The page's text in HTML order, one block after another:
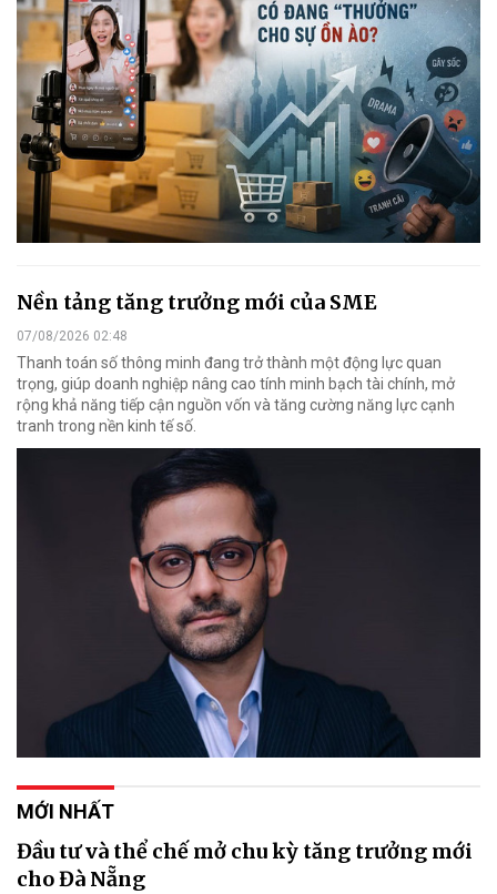
Nền tảng tăng trưởng mới của SME
07/08/2026 02:48
Thanh toán số thông minh đang trở thành một động lực quan
trọng, giúp doanh nghiệp nâng cao tính minh bạch tài chính, mở
rộng khả năng tiếp cận nguồn vốn và tăng cường năng lực cạnh
tranh trong nền kinh tế số.
MỚI NHẤT
Đầu tư và thể chế mở chu kỳ tăng trưởng mới
cho Đà Nẵng